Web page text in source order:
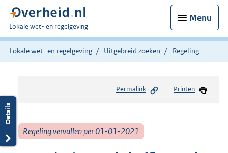
Menu
U
bent
hier:
Lokale wet- en regelgeving
Lokale wet- en regelgeving Uitgebreid zoeken Regeling
Permalink Printen
Regeling vervallen per 01-01-2021